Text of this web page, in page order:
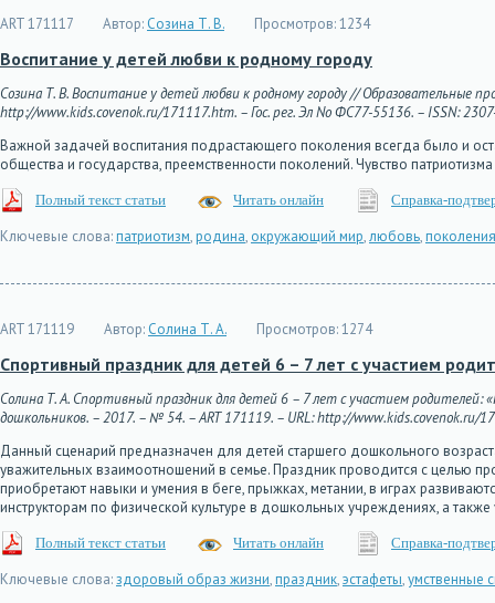
ART 171117 Автор: Созина Т. В. Просмотров:1234
Воспитание у детей любви к родному городу
Созина Т. В. Воспитание у детей любви к родному городу // Образовательные
http://www.kids.covenok.ru/171117.htm. – Гос. рег. Эл No ФС77-55136. – ISSN:
Важной задачей воспитания подрастающего поколения всегда было и
общества и государства, преемственности поколений. Чувство
Полный текст статьи Читать онлайн Справка-
Ключевые слова:патриотизм,родина, окружающий мир,любовь,поколения
ART 171119 Автор: Солина Т. А. Просмотров:1274
Спортивный праздник для детей 6 – 7 лет с участием
Солина Т. А. Спортивный праздник для детей 6 – 7 лет с участием родителей:
дошкольников. – 2017. – № 54. – ART 171119. – URL: http://www.kids.covenok.ru/
Данный сценарий предназначен для детей старшего дошкольного
уважительных взаимоотношений в семье. Праздник проводится с целью
приобретают навыки и умения в беге, прыжках, метании, в играх
инструкторам по физической культуре в дошкольных учреждениях, а
Полный текст статьи Читать онлайн Справка-
Ключевые слова:здоровый образ жизни,праздник,эстафеты,умственные